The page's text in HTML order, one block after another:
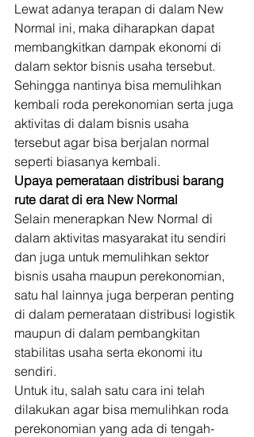
Lewat adanya terapan di dalam New
Normal ini, maka diharapkan dapat
membangkitkan dampak ekonomi di
dalam sektor bisnis usaha tersebut.
Sehingga nantinya bisa memulihkan
kembali roda perekonomian serta juga
aktivitas di dalam bisnis usaha
tersebut agar bisa berjalan normal
seperti biasanya kembali.
Upaya pemerataan distribusi barang
rute darat di era New Normal
Selain menerapkan New Normal di
dalam aktivitas masyarakat itu sendiri
dan juga untuk memulihkan sektor
bisnis usaha maupun perekonomian,
satu hal lainnya juga berperan penting
di dalam pemerataan distribusi logistik
maupun di dalam pembangkitan
stabilitas usaha serta ekonomi itu
sendiri.
Untuk itu, salah satu cara ini telah
dilakukan agar bisa memulihkan roda
perekonomian yang ada di tengah-